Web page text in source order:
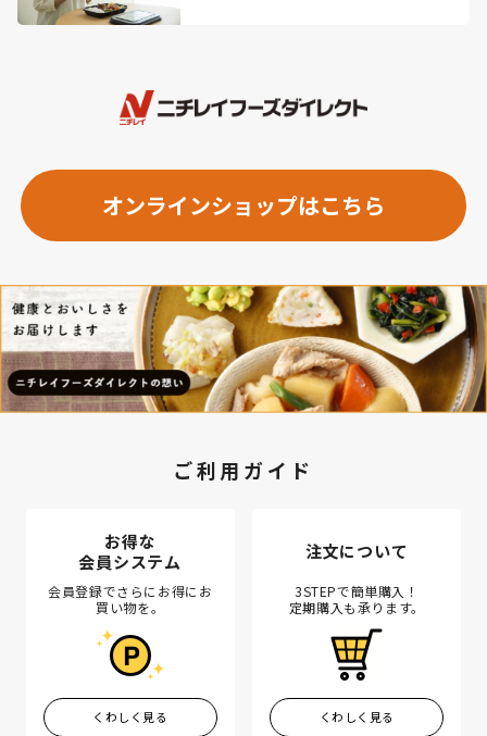
オンラインショップはこちら
ご利用ガイド
お得な
会員システム
会員登録でさらにお得にお
買い物を。
くわしく見る
注文について
3STEPで簡単購入！
定期購入も承ります。
くわしく見る